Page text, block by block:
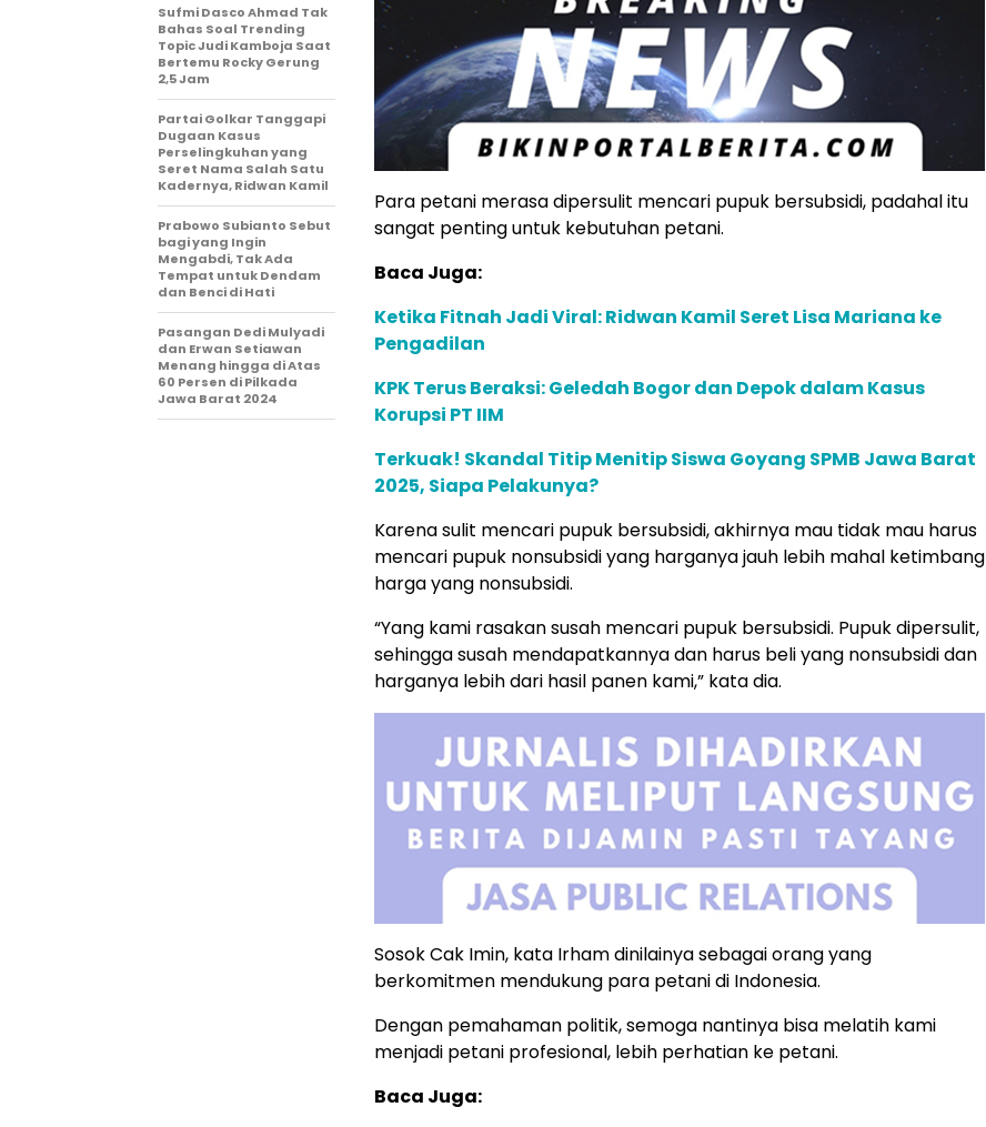
Para petani merasa dipersulit mencari pupuk bersubsidi, padahal itu
sangat penting untuk kebutuhan petani.
Baca Juga:
Ketika Fitnah Jadi Viral: Ridwan Kamil Seret Lisa Mariana ke
Pengadilan
KPK Terus Beraksi: Geledah Bogor dan Depok dalam Kasus
Korupsi PT IIM
Terkuak! Skandal Titip Menitip Siswa Goyang SPMB Jawa Barat
2025, Siapa Pelakunya?
Karena sulit mencari pupuk bersubsidi, akhirnya mau tidak mau harus
mencari pupuk nonsubsidi yang harganya jauh lebih mahal ketimbang
harga yang nonsubsidi.
“Yang kami rasakan susah mencari pupuk bersubsidi. Pupuk dipersulit,
sehingga susah mendapatkannya dan harus beli yang nonsubsidi dan
harganya lebih dari hasil panen kami,” kata dia.
Sosok Cak Imin, kata Irham dinilainya sebagai orang yang
berkomitmen mendukung para petani di Indonesia.
Dengan pemahaman politik, semoga nantinya bisa melatih kami
menjadi petani profesional, lebih perhatian ke petani.
Baca Juga:
Sufmi Dasco Ahmad Tak
Bahas Soal Trending
Topic Judi Kamboja Saat
Bertemu Rocky Gerung
2,5 Jam
Partai Golkar Tanggapi
Dugaan Kasus
Perselingkuhan yang
Seret Nama Salah Satu
Kadernya, Ridwan Kamil
Prabowo Subianto Sebut
bagi yang Ingin
Mengabdi, Tak Ada
Tempat untuk Dendam
dan Benci di Hati
Pasangan Dedi Mulyadi
dan Erwan Setiawan
Menang hingga di Atas
60 Persen di Pilkada
Jawa Barat 2024